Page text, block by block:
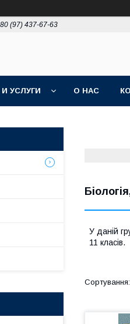
(97) 437-67-63
УСЛУГИ О НАС
У даній
11 класів.